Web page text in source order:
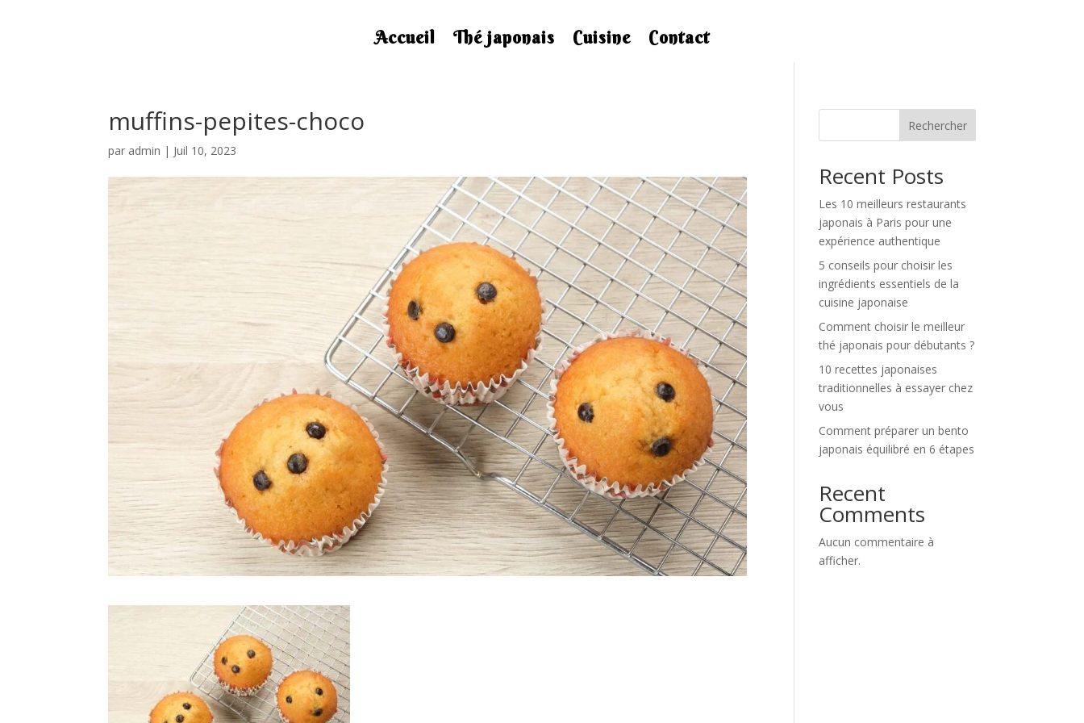
Accueil Thé japonais Cuisine Contact
muffins-pepites-choco
par admin | Juil 10, 2023
Rechercher
Recent Posts
Les 10 meilleurs restaurants
japonais à Paris pour une
expérience authentique
5 conseils pour choisir les
ingrédients essentiels de la
cuisine japonaise
Comment choisir le meilleur
thé japonais pour débutants ?
10 recettes japonaises
traditionnelles à essayer chez
vous
Comment préparer un bento
japonais équilibré en 6 étapes
Recent
Comments
Aucun commentaire à
afficher.